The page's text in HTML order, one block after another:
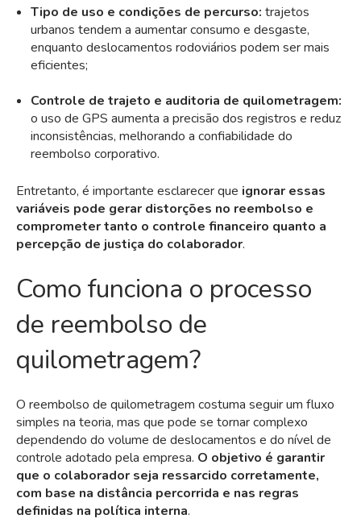
Tipo de uso e condições de percurso: trajetos
urbanos tendem a aumentar consumo e desgaste,
enquanto deslocamentos rodoviários podem ser mais
eficientes;
Controle de trajeto e auditoria de quilometragem:
o uso de GPS aumenta a precisão dos registros e reduz
inconsistências, melhorando a confiabilidade do
reembolso corporativo.
Entretanto, é importante esclarecer que ignorar essas
variáveis pode gerar distorções no reembolso e
comprometer tanto o controle financeiro quanto a
percepção de justiça do colaborador.
Como funciona o processo
de reembolso de
quilometragem?
O reembolso de quilometragem costuma seguir um fluxo
simples na teoria, mas que pode se tornar complexo
dependendo do volume de deslocamentos e do nível de
controle adotado pela empresa. O objetivo é garantir
que o colaborador seja ressarcido corretamente,
com base na distância percorrida e nas regras
definidas na política interna.